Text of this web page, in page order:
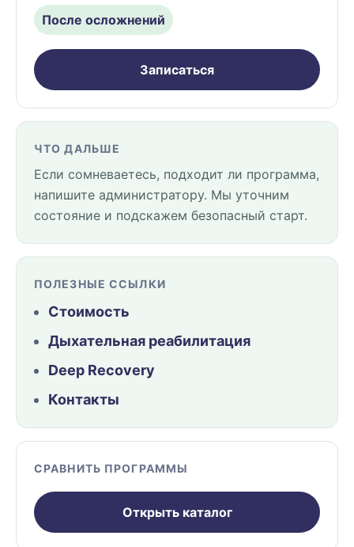
После осложнений
Записаться
ЧТО ДАЛЬШЕ
Если сомневаетесь, подходит ли программа,
напишите администратору. Мы уточним
состояние и подскажем безопасный старт.
ПОЛЕЗНЫЕ ССЫЛКИ
Стоимость
Дыхательная реабилитация
Deep Recovery
Контакты
СРАВНИТЬ ПРОГРАММЫ
Открыть каталог